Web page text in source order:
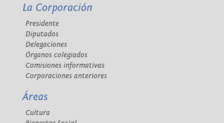
La Corporación
Presidente
Diputados
Delegaciones
Órganos colegiados
Comisiones informativas
Corporaciones anteriores
Áreas
Cultura